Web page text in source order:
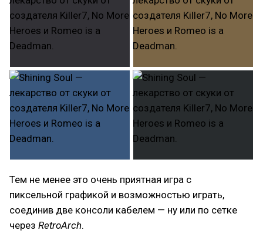
Тем не менее это очень приятная игра с
пиксельной графикой и возможностью играть,
соединив две консоли кабелем — ну или по сетке
через RetroArch.